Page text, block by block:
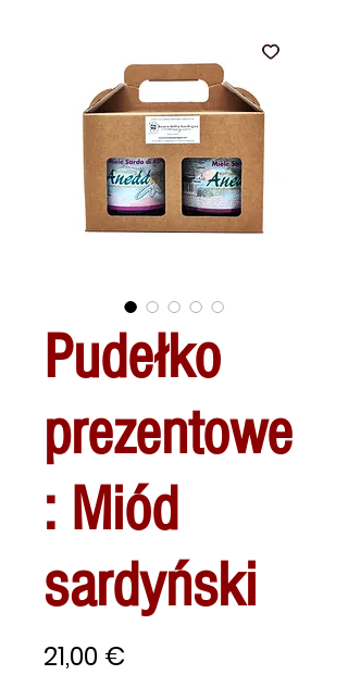
Pudełko
prezentowe
: Miód
sardyński
21,00 €